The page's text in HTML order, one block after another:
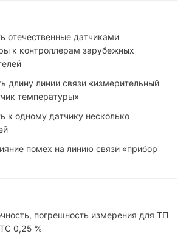
отечественные датчиками
к контроллерам зарубежных
длину линии связи «измерительный
температуры»
к одному датчику несколько
помех на линию связи «прибор
погрешность измерения для ТП
0,25 %